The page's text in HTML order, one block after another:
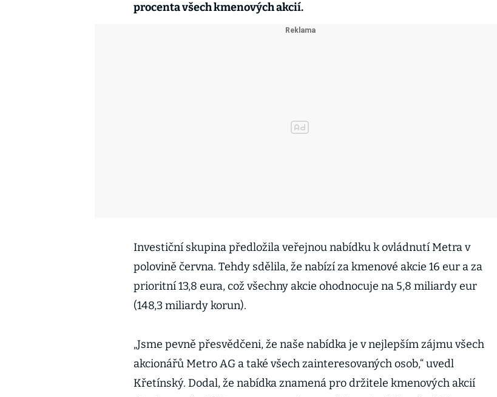
procenta všech kmenových akcií.
Investiční skupina předložila veřejnou nabídku k ovládnutí Metra v
polovině června. Tehdy sdělila, že nabízí za kmenové akcie 16 eur a za
prioritní 13,8 eura, což všechny akcie ohodnocuje na 5,8 miliardy eur
(148,3 miliardy korun).
„Jsme pevně přesvědčeni, že naše nabídka je v nejlepším zájmu všech
akcionářů Metro AG a také všech zainteresovaných osob,“ uvedl
Křetínský. Dodal, že nabídka znamená pro držitele kmenových akcií